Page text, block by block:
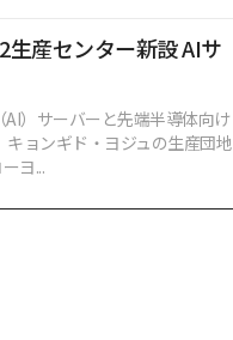
生産センター新設 AIサ
）サーバーと先端半導体向け
ョンギド・ヨジュの生産団地
ヨ...